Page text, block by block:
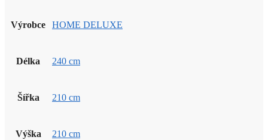
Výrobce HOME DELUXE
Délka 240 cm
Šířka 210 cm
Výška 210 cm